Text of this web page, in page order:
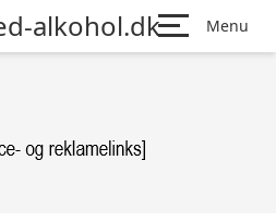
alkohol.dk Menu